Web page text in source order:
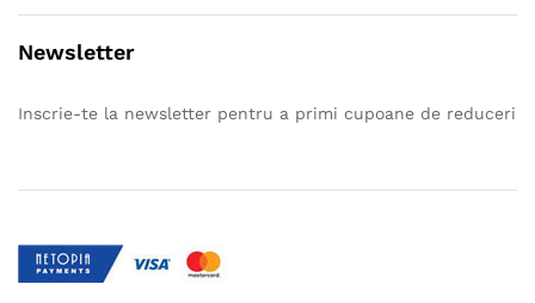
Newsletter
Inscrie-te la newsletter pentru a primi cupoane de reduceri